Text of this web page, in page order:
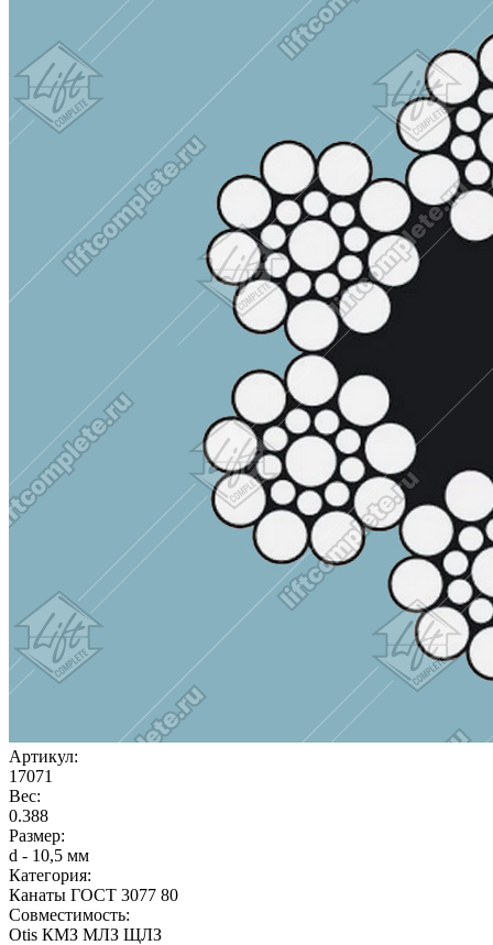
Артикул:
17071
Вес:
0.388
Размер:
d - 10,5 мм
Категория:
Канаты ГОСТ 3077 80
Совместимость:
Otis КМЗ МЛЗ ЩЛЗ